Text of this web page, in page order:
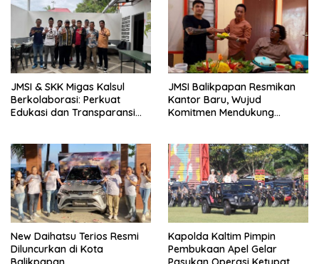
JMSI & SKK Migas Kalsul
Berkolaborasi: Perkuat
Edukasi dan Transparansi
JMSI Balikpapan Resmikan
Kantor Baru, Wujud
Komitmen Mendukung
New Daihatsu Terios Resmi
Diluncurkan di Kota
Kapolda Kaltim Pimpin
Pembukaan Apel Gelar